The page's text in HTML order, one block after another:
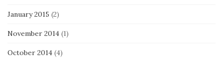
January 2015 (2)
November 2014 (1)
October 2014 (4)